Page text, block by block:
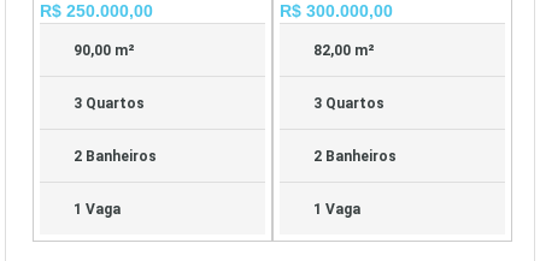
R$ 250.000,00
90,00 m²
3 Quartos
2 Banheiros
1 Vaga
R$ 300.000,00
82,00 m²
3 Quartos
2 Banheiros
1 Vaga